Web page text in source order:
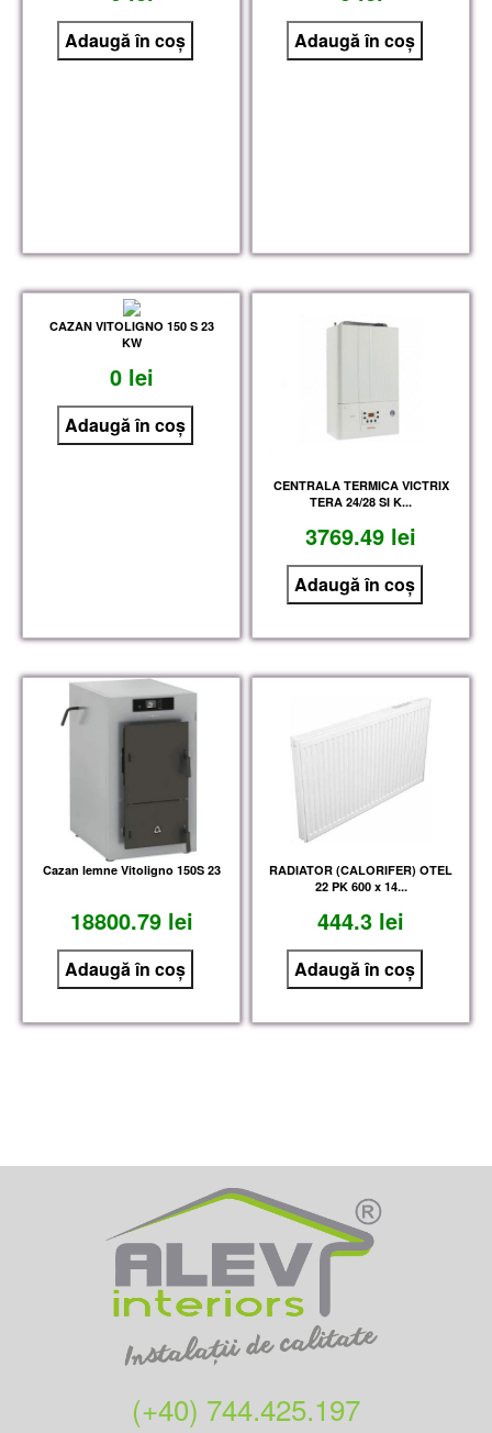
CAZAN VITOLIGNO 150 S 23
KW
0 lei
CENTRALA TERMICA VICTRIX
TERA 24/28 SI K...
3769.49 lei
Cazan lemne Vitoligno 150S 23
18800.79 lei
RADIATOR (CALORIFER) OTEL
22 PK 600 x 14...
444.3 lei
(+40) 744.425.197